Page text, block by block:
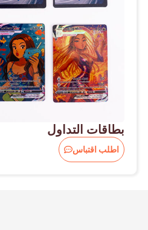
بطاقات التداول
اطلب اقتباس